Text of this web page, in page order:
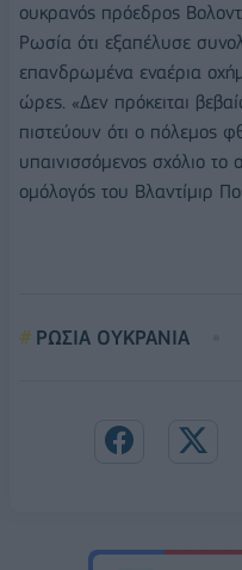
ουκρανός πρόεδρος
Ρωσία ότι εξαπέλυσε
επανδρωμένα εναέρια
ώρες. «Δεν πρόκειται
πιστεύουν ότι ο πόλεμος
υπαινισσόμενος σχόλιο
ομόλογός του Βλαντίμιρ
ΡΩΣΙΑ ΟΥΚΡΑΝΙΑ